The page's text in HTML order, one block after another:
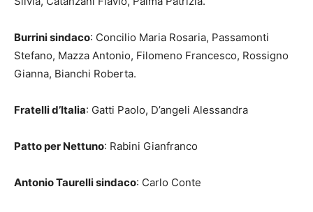
Burrini sindaco: Concilio Maria Rosaria, Passamonti
Stefano, Mazza Antonio, Filomeno Francesco, Rossigno
Gianna, Bianchi Roberta.
Fratelli d’Italia: Gatti Paolo, D’angeli Alessandra
Patto per Nettuno: Rabini Gianfranco
Antonio Taurelli sindaco: Carlo Conte